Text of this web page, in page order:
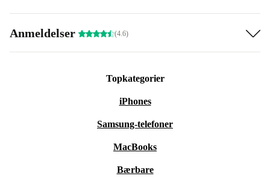
Anmeldelser (4.6)
Topkategorier
iPhones
Samsung-telefoner
MacBooks
Bærbare